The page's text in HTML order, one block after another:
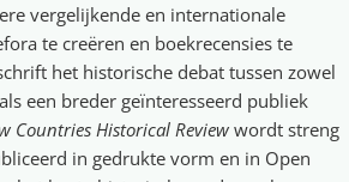
vergelijkende en internationale
te creëren en boekrecensies te
het historische debat tussen zowel
een breder geïnteresseerd publiek
Countries Historical Review wordt streng
in gedrukte vorm en in Open